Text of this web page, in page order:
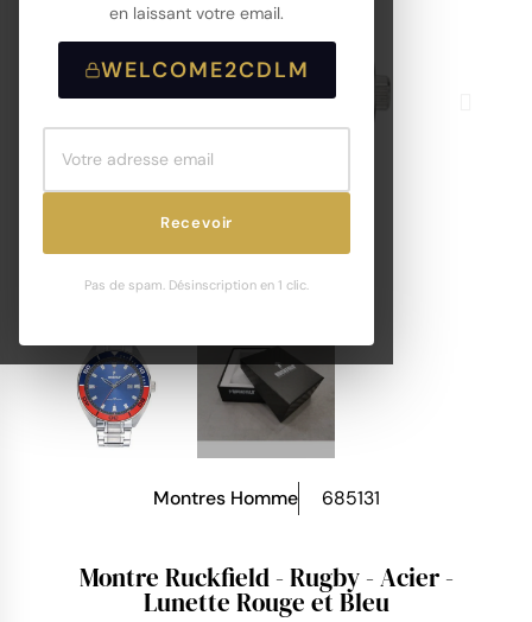
en laissant votre email.
WELCOME2CDLM
Recevoir
Pas de spam. Désinscription en 1 clic.
Montres Homme 685131
Montre Ruckfield - Rugby - Acier -
Lunette Rouge et Bleu